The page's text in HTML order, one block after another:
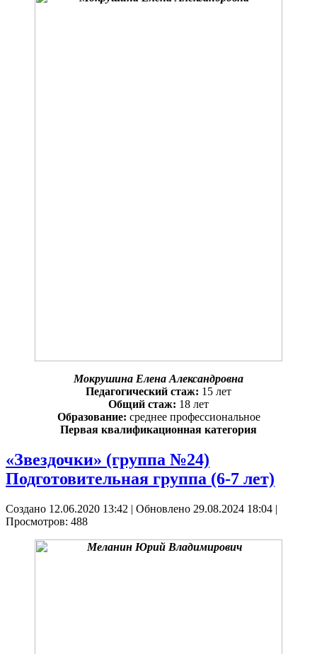
Мокрушина Елена Александровна
Педагогический стаж: 15 лет
Общий стаж: 18 лет
Образование: среднее профессиональное
Первая квалификационная категория
«Звездочки» (группа №24)
Подготовительная группа (6-7 лет)
Создано 12.06.2020 13:42 | Обновлено 29.08.2024 18:04 |
Просмотров: 488